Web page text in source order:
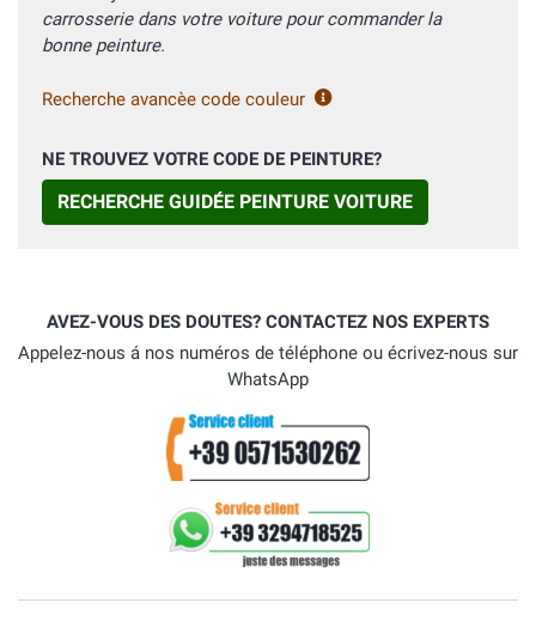
carrosserie dans votre voiture pour commander la
bonne peinture.
Recherche avancèe code couleur
NE TROUVEZ VOTRE CODE DE PEINTURE?
RECHERCHE GUIDÉE PEINTURE VOITURE
AVEZ-VOUS DES DOUTES? CONTACTEZ NOS EXPERTS
Appelez-nous á nos numéros de téléphone ou écrivez-nous sur
WhatsApp